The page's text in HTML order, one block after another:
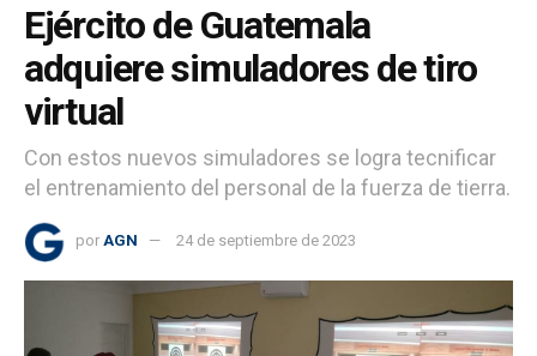
Ejército de Guatemala
adquiere simuladores de tiro
virtual
Con estos nuevos simuladores se logra tecnificar
el entrenamiento del personal de la fuerza de tierra.
por AGN 24 de septiembre de 2023